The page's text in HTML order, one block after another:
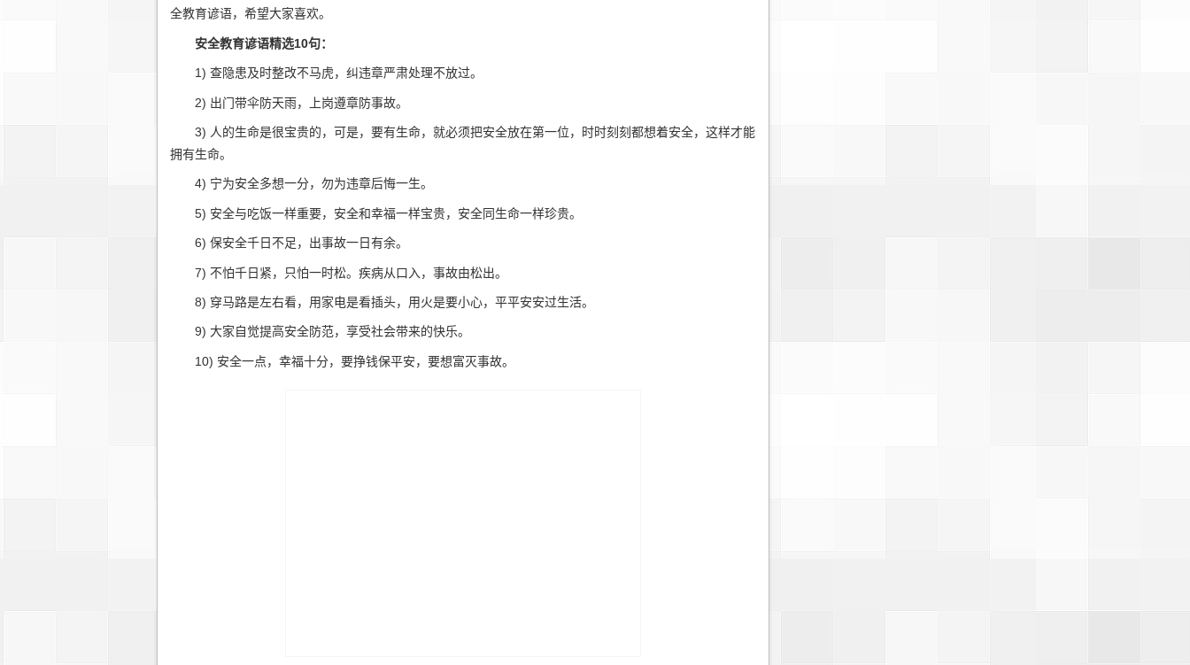
全教育谚语，希望大家喜欢。
安全教育谚语精选10句：
1) 查隐患及时整改不马虎，纠违章严肃处理不放过。
2) 出门带伞防天雨，上岗遵章防事故。
3) 人的生命是很宝贵的，可是，要有生命，就必须把安全放在第一位，时时刻刻都想着安全，这样才能
拥有生命。
4) 宁为安全多想一分，勿为违章后悔一生。
5) 安全与吃饭一样重要，安全和幸福一样宝贵，安全同生命一样珍贵。
6) 保安全千日不足，出事故一日有余。
7) 不怕千日紧，只怕一时松。疾病从口入，事故由松出。
8) 穿马路是左右看，用家电是看插头，用火是要小心，平平安安过生活。
9) 大家自觉提高安全防范，享受社会带来的快乐。
10) 安全一点，幸福十分，要挣钱保平安，要想富灭事故。